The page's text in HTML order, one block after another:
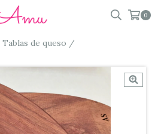
0
Tablas de queso /